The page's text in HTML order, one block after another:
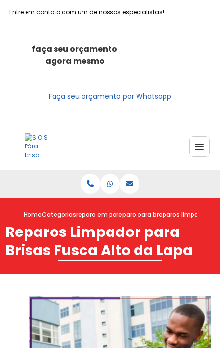
Entre em contato com um de nossos especialistas!
faça seu orçamento
agora mesmo
Faça seu orçamento por Whatsapp
HomeCategoriasreparo em para brisasreparo para brisa trincado
reparos limpador
Reparos Limpador para
Brisas Fusca Alto da Lapa